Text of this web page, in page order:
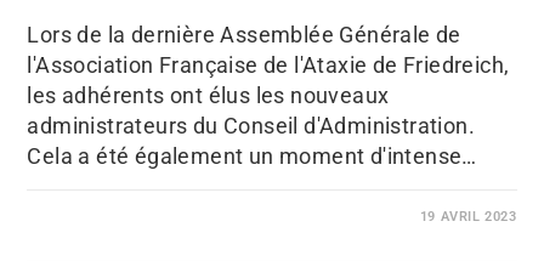
Lors de la dernière Assemblée Générale de
l'Association Française de l'Ataxie de Friedreich,
les adhérents ont élus les nouveaux
administrateurs du Conseil d'Administration.
Cela a été également un moment d'intense…
19 AVRIL 2023